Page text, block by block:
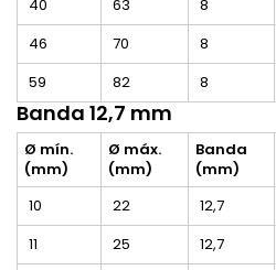
40
63 8
46
70 8
59
82 8
Banda 12,7 mm
Ø mín.
(mm)
Ø máx.
(mm)
Banda
(mm)
10
22 12,7
11
25 12,7